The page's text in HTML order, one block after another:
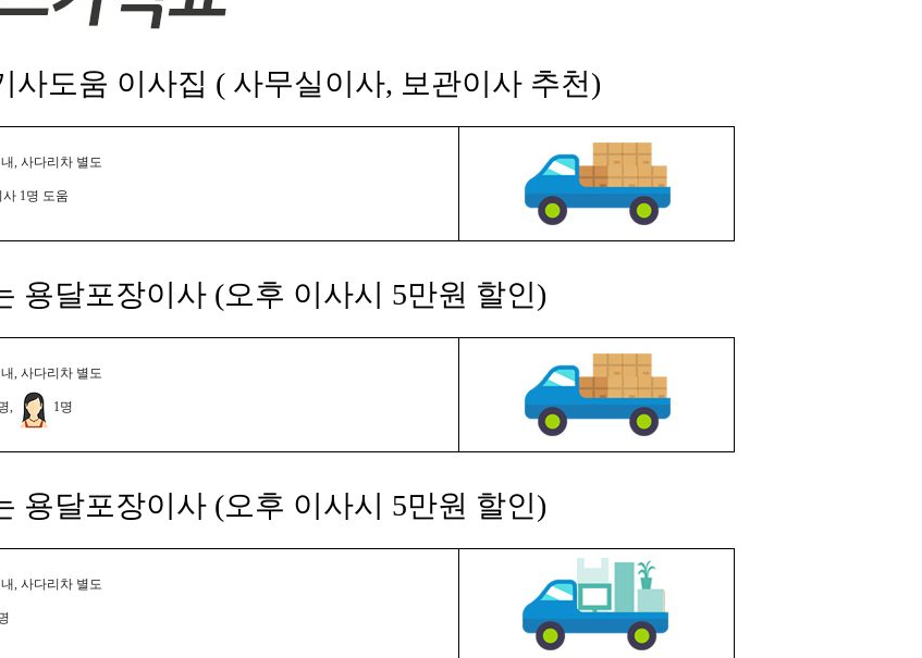
도움 이사집 ( 사무실이사, 보관이사 추천)
, 사다리차 별도
사 1명 도움
용달포장이사 (오후 이사시 5만원 할인)
, 사다리차 별도
, 1명
용달포장이사 (오후 이사시 5만원 할인)
, 사다리차 별도